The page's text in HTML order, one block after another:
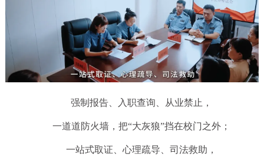
强制报告、入职查询、从业禁止，
一道道防火墙，把“大灰狼”挡在校门之外；
一站式取证、心理疏导、司法救助，